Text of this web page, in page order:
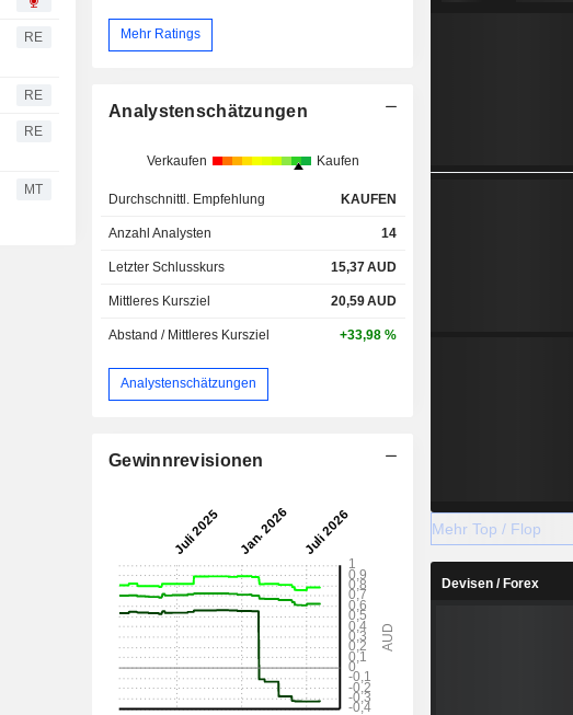
RE
RE
RE
MT
Mehr Ratings
Analystenschätzungen
Verkaufen Kaufen
Durchschnittl. Empfehlung KAUFEN
Anzahl Analysten 14
Letzter Schlusskurs 15,37AUD
Mittleres Kursziel 20,59AUD
Abstand / Mittleres Kursziel +33,98 %
Analystenschätzungen
Gewinnrevisionen
Mehr Top / Flop
Devisen / Forex